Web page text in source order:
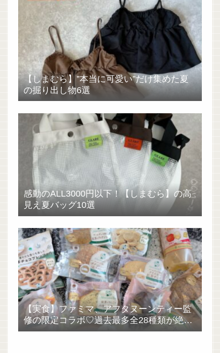
【しまむら】”本当に可愛い”だけ集めた夏
の掘り出し物6選
感動のALL3000円以下！【しまむら】の高
見え夏バッグ10選
【実食】ファミマ、アフタヌーンティー監
修の限定コラボ♡過去最多全28種類が絶品
過ぎた！